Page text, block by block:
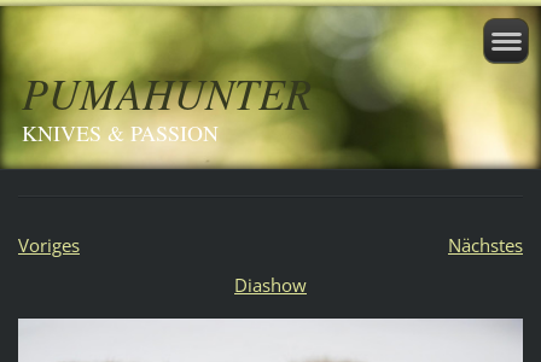
PUMAHUNTER
KNIVES & PASSION
Voriges
Nächstes
Diashow